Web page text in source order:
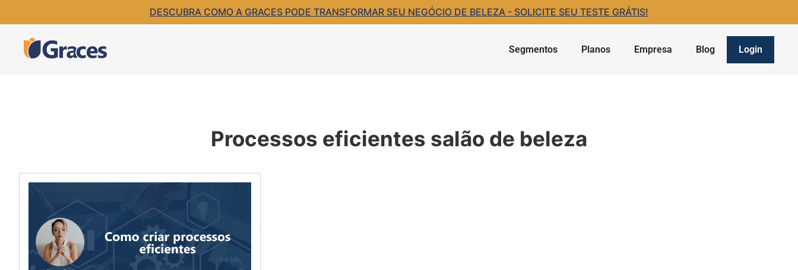
DESCUBRA COMO A GRACES PODE TRANSFORMAR SEU NEGÓCIO DE BELEZA - SOLICITE SEU TESTE GRÁTIS!
Segmentos Planos Empresa Blog Login
Processos eficientes salão de beleza